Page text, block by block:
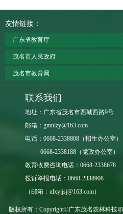
友情链接：
广东省教育厅
茂名市人民政府
茂名市教育局
联系我们
地址：广东省茂名市西城西路9号
邮箱：gmnlzy@163.com
电话：0668-2338808（招生办公室）
0668-2338188（党政办公室）
教育收费咨询电话：0668-2338678
投诉举报电话：0668-2338908
（邮箱：nlxyjjsj@163.com）
版权所有：Copyright©广东茂名农林科技